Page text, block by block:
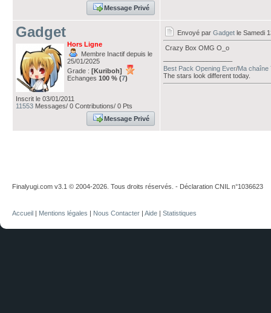
Message Privé
Gadget
Hors Ligne
Membre Inactif depuis le
25/01/2025
Grade : [Kuriboh]
Echanges 100 % (7)
Inscrit le 03/01/2011
11553 Messages/ 0 Contributions/ 0 Pts
Message Privé
Envoyé par Gadget le Samedi
Crazy Box OMG O_o
Best Pack Opening Ever/Ma chaîne
The stars look different today.
Finalyugi.com v3.1 © 2004-2026. Tous droits réservés. - Déclaration CNIL n°1036623
Accueil | Mentions légales | Nous Contacter | Aide | Statistiques